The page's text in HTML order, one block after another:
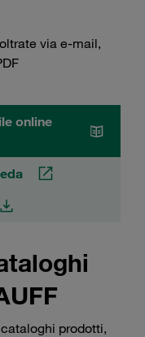
via e-mail,
online
prodotti,